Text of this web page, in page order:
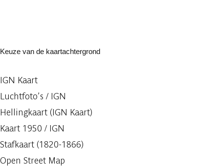
Keuze van de kaartachtergrond
IGN Kaart
Luchtfoto’s / IGN
Hellingkaart (IGN Kaart)
Kaart 1950 / IGN
Stafkaart (1820-1866)
Open Street Map